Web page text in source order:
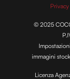
© 2025
immagini
Licenza